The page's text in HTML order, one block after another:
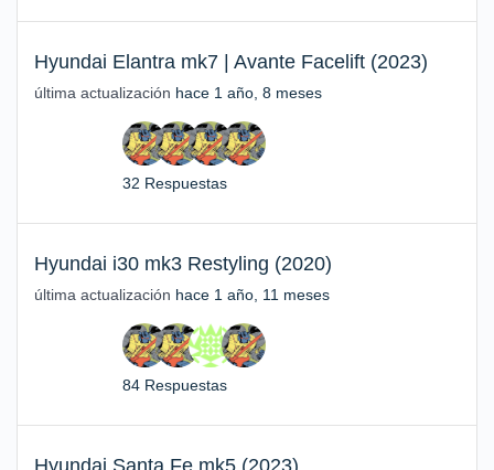
Hyundai Elantra mk7 | Avante Facelift (2023)
última actualización hace 1 año, 8 meses
32 Respuestas
Hyundai i30 mk3 Restyling (2020)
última actualización hace 1 año, 11 meses
84 Respuestas
Hyundai Santa Fe mk5 (2023)